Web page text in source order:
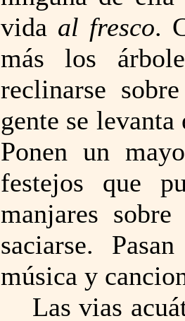
vida al fresco.
más los
reclinarse
gente se
Ponen un
festejos que
manjares
saciarse.
música y
Las vias